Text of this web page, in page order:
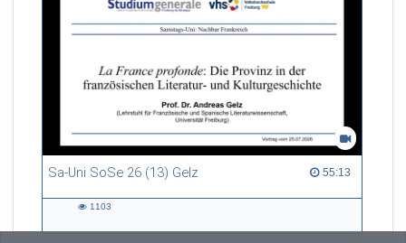
Sa-Uni SoSe 26 (13) Gelz 55:13
55:13 duration
1103